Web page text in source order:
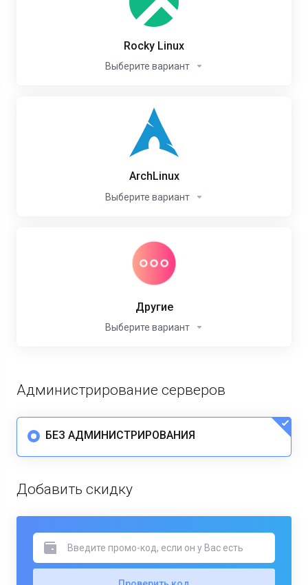
Rocky Linux
Выберите вариант
ArchLinux
Выберите вариант
Другие
Выберите вариант
Администрирование серверов
БЕЗ АДМИНИСТРИРОВАНИЯ
Добавить скидку